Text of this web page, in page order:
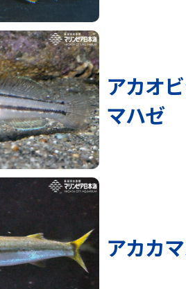
アカオ
マハゼ
アカカ